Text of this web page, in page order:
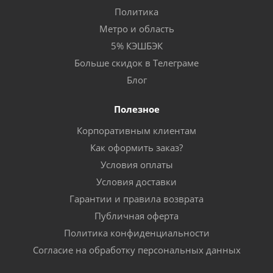
Политика
Метро и область
5% КЭШБЭК
Больше скидок в Телеграме
Блог
Полезное
Корпоративным клиентам
Как оформить заказ?
Условия оплаты
Условия доставки
Гарантии и правила возврата
Публичная оферта
Политика конфиденциальности
Согласие на обработку персональных данных